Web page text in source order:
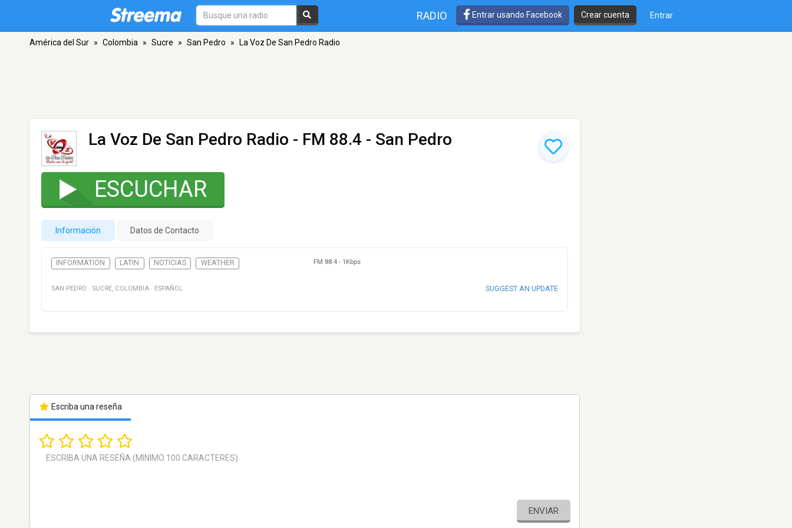
RADIO Entrar usando Facebook Crear cuenta Entrar
América del Sur » Colombia » Sucre » San Pedro » La Voz De San Pedro Radio
La Voz De San Pedro Radio - FM 88.4 - San Pedro
ESCUCHAR
Información Datos de Contacto
INFORMATION LATIN NOTICIAS WEATHER FM 88.4 - 1Kbps
SAN PEDRO · SUCRE, COLOMBIA · ESPAÑOL SUGGEST AN UPDATE
Escriba una reseña
ENVIAR